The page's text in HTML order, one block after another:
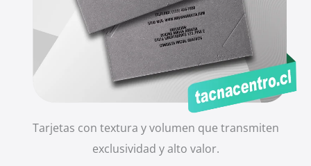
Tarjetas con textura y volumen que transmiten
exclusividad y alto valor.